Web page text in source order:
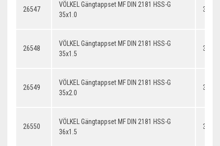
26547
VÖLKEL Gängtappset MF DIN 2181 HSS-G
35x1.0
26548
VÖLKEL Gängtappset MF DIN 2181 HSS-G
35x1.5
26549
VÖLKEL Gängtappset MF DIN 2181 HSS-G
35x2.0
26550
VÖLKEL Gängtappset MF DIN 2181 HSS-G
36x1.5